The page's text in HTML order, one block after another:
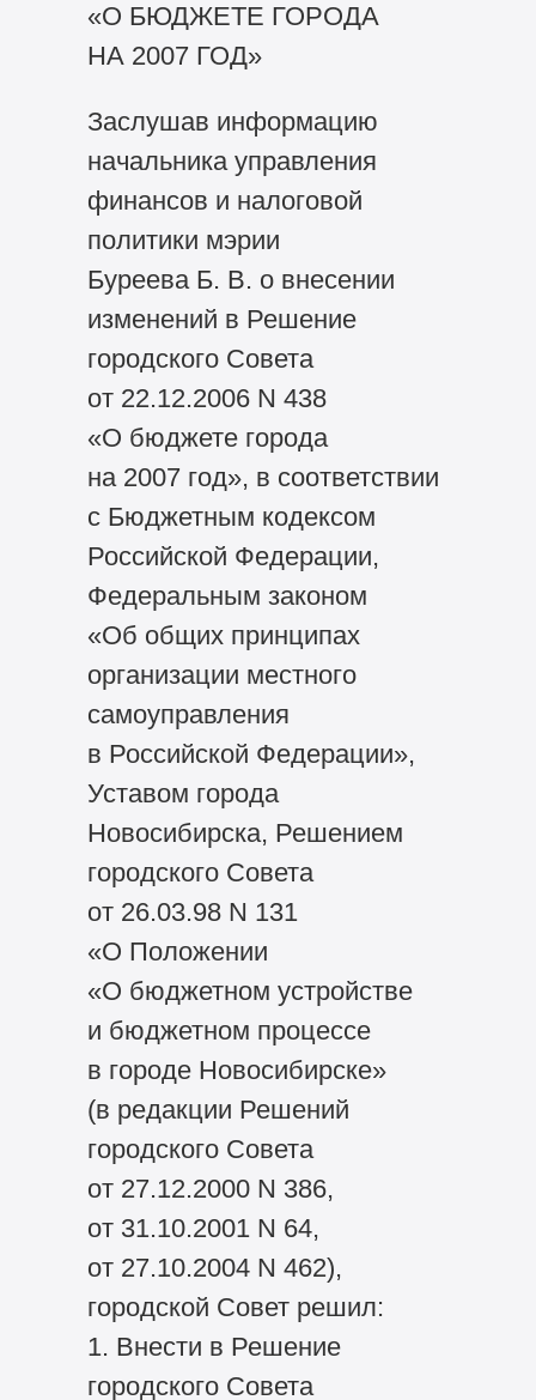
«О БЮДЖЕТЕ ГОРОДА
НА 2007 ГОД»
Заслушав информацию
начальника управления
финансов и налоговой
политики мэрии
Буреева Б. В. о внесении
изменений в Решение
городского Совета
от 22.12.2006 N 438
«О бюджете города
на 2007 год», в соответствии
с Бюджетным кодексом
Российской Федерации,
Федеральным законом
«Об общих принципах
организации местного
самоуправления
в Российской Федерации»,
Уставом города
Новосибирска, Решением
городского Совета
от 26.03.98 N 131
«О Положении
«О бюджетном устройстве
и бюджетном процессе
в городе Новосибирске»
(в редакции Решений
городского Совета
от 27.12.2000 N 386,
от 31.10.2001 N 64,
от 27.10.2004 N 462),
городской Совет решил:
1. Внести в Решение
городского Совета